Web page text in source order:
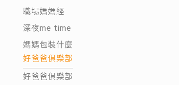
職場媽媽經
深夜me time
媽媽包裝什麼
好爸爸俱樂部
好爸爸俱樂部